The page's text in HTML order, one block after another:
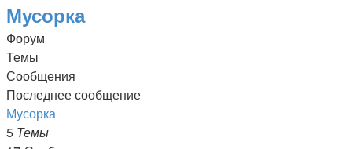
Мусорка
Форум
Темы
Сообщения
Последнее сообщение
Мусорка
5 Темы